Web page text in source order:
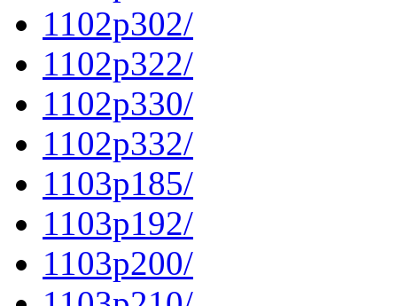
1102p302/
1102p322/
1102p330/
1102p332/
1103p185/
1103p192/
1103p200/